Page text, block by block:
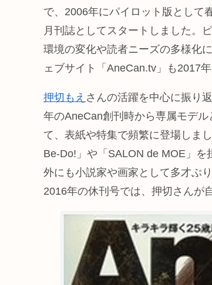
で、2006年にパイロット版として
月刊誌としてスタートしました。
環境の変化や読者ニーズの多様化
ェブサイト「AneCan.tv」も2017
押切もえ さんの活躍を中心に振り
年のAneCan創刊時から専属モデ
て、表紙や特集で頻繁に登場しま
Be-Do!」や「SALON de MOE」
外にも小説家や画家として多才ぶ
2016年の休刊号では、押切さんが